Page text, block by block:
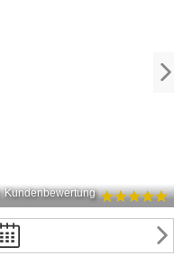
Kundenbewertung